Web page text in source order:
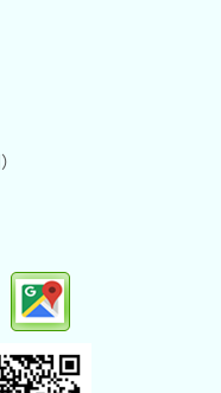
）